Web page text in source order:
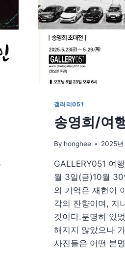
갤러리051
송영희/여
By honghee 2025
GALLERY051 여
월 3일(금)10월 30
의 기억은 재현이
각의 잔향이며, 지
것이다.분명히 있
해지지 않았으나
사진들은 어떤 분